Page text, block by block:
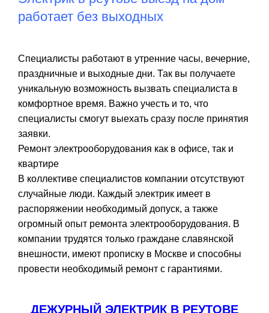
работает без выходных
Специалисты работают в утренние часы, вечерние,
праздничные и выходные дни. Так вы получаете
уникальную возможность вызвать специалиста в
комфортное время. Важно учесть и то, что
специалисты смогут выехать сразу после принятия
заявки.
Ремонт электрооборудования как в офисе, так и
квартире
В коллективе специалистов компании отсутствуют
случайные люди. Каждый электрик имеет в
распоряжении необходимый допуск, а также
огромный опыт ремонта электрооборудования. В
компании трудятся только граждане славянской
внешности, имеют прописку в Москве и способны
провести необходимый ремонт с гарантиями.
ДЕЖУРНЫЙ ЭЛЕКТРИК В РЕУТОВЕ